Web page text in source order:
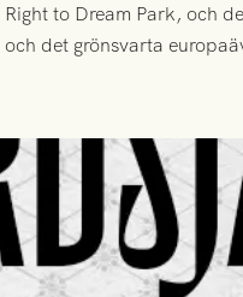
to Dream Park,
det grönsvarta